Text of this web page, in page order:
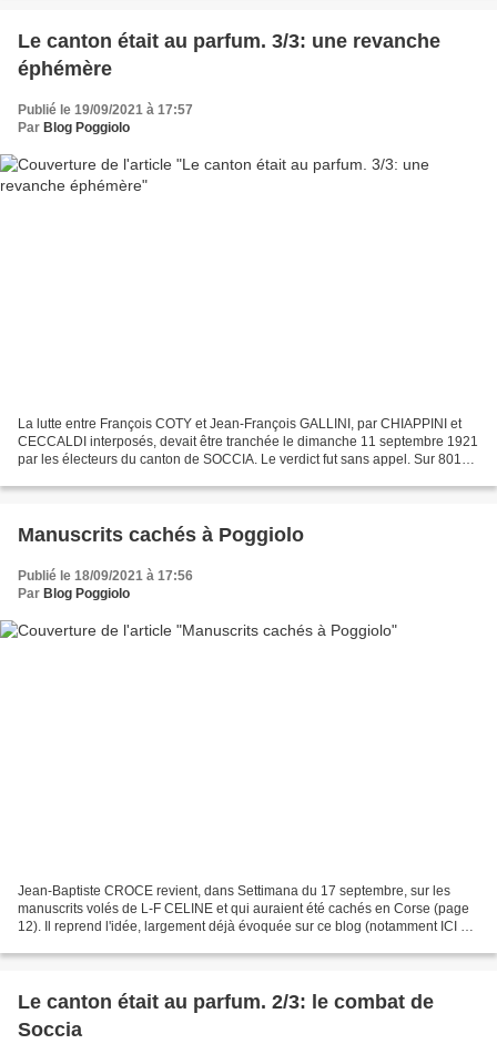
Le canton était au parfum. 3/3: une revanche
éphémère
Publié le 19/09/2021 à 17:57
Par Blog Poggiolo
La lutte entre François COTY et Jean-François GALLINI, par CHIAPPINI et
CECCALDI interposés, devait être tranchée le dimanche 11 septembre 1921
par les électeurs du canton de SOCCIA. Le verdict fut sans appel. Sur 801
Manuscrits cachés à Poggiolo
Publié le 18/09/2021 à 17:56
Par Blog Poggiolo
Jean-Baptiste CROCE revient, dans Settimana du 17 septembre, sur les
manuscrits volés de L-F CELINE et qui auraient été cachés en Corse (page
12). Il reprend l'idée, largement déjà évoquée sur ce blog (notamment ICI et
Le canton était au parfum. 2/3: le combat de
Soccia